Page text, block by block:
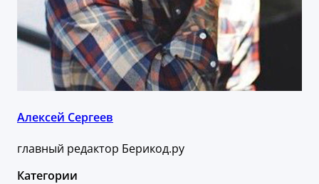
Алексей Сергеев
главный редактор Берикод.ру
Категории